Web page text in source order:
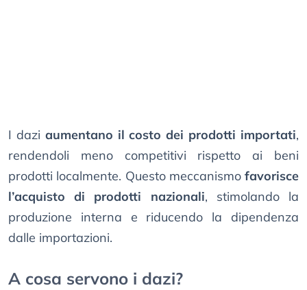
I dazi aumentano il costo dei prodotti importati,
rendendoli meno competitivi rispetto ai beni
prodotti localmente. Questo meccanismo favorisce
l’acquisto di prodotti nazionali, stimolando la
produzione interna e riducendo la dipendenza
dalle importazioni.
A cosa servono i dazi?